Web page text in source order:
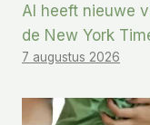
AI heeft nieuwe
de New York
7 augustus 2026